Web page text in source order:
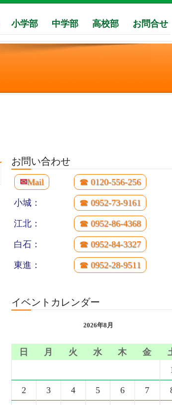
小学部 中学部 高校部 お問合せ
お問い合わせ
✉Mail ☎ 0120-556-256
小城： ☎ 0952-73-9161
江北： ☎ 0952-86-4368
白石： ☎ 0952-84-3327
東進： ☎ 0952-28-9511
イベントカレンダー
2026年8月
日 月 火 水 木 金
2 3 4 5 6 7